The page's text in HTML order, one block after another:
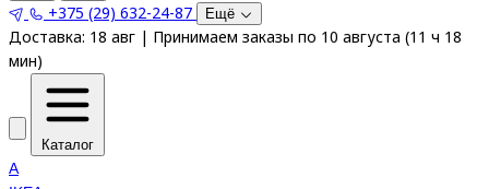
+375 (29) 632-24-87 Ещё
Доставка: 18 авг | Принимаем заказы по 10 августа (11 ч 18
мин)
Каталог
A